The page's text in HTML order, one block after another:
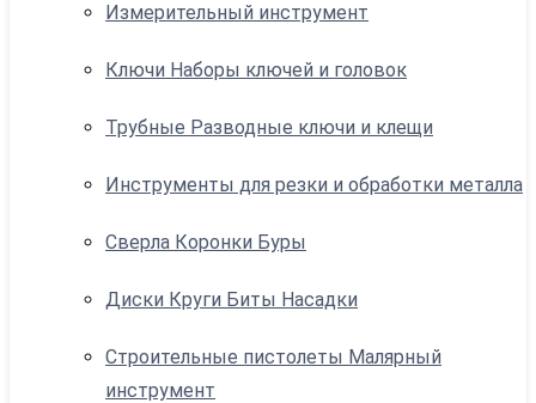
Измерительный инструмент
Ключи Наборы ключей и головок
Трубные Разводные ключи и клещи
Инструменты для резки и обработки металла
Сверла Коронки Буры
Диски Круги Биты Насадки
Строительные пистолеты Малярный
инструмент